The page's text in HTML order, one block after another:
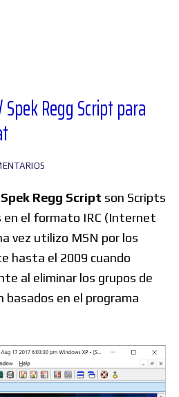
Buscar:
Regg Script para
Spek Regg Script son Scripts
en el formato IRC (Internet
vez utilizo MSN por los
hasta el 2009 cuando
al eliminar los grupos de
en el programa